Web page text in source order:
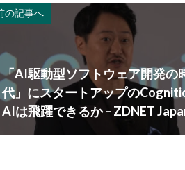
の記事へ
「AI駆動型ソフトウェア開発の
代」にスタートアップの
AIは飛躍できるか – ZDNET